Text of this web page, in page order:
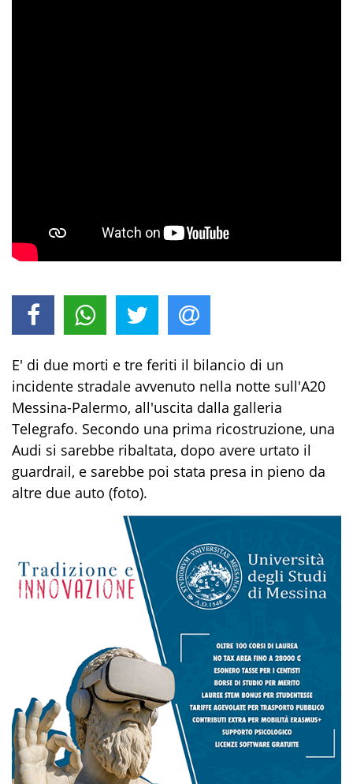
E' di due morti e tre feriti il bilancio di un
incidente stradale avvenuto nella notte sull'A20
Messina-Palermo, all'uscita dalla galleria
Telegrafo. Secondo una prima ricostruzione, una
Audi si sarebbe ribaltata, dopo avere urtato il
guardrail, e sarebbe poi stata presa in pieno da
altre due auto (foto).